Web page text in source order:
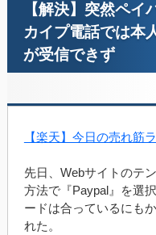
【解決】突然ペイ
カイプ電話では本
が受信できず
【楽天】今日の売れ筋
先日、Webサイトのテ
方法で『Paypal』を選
ードは合っているにも
れた。